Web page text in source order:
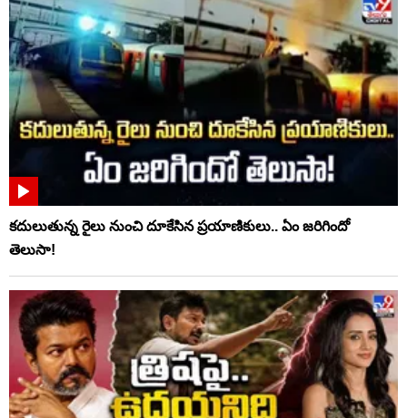
కదులుతున్న రైలు నుంచి దూకేసిన ప్రయాణికులు.. ఏం జరిగిందో
తెలుసా!